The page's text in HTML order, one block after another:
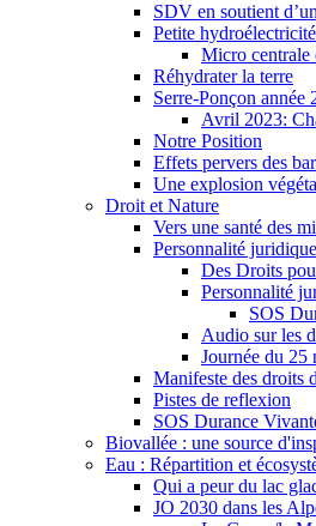
SDV en soutient
Petite
Micro centrale
Réhydrater la terre
Serre-Ponçon année
Avril 2023:
Notre Position
Effets pervers des
Une explosion
Droit et Nature
Vers une santé des
Personnalité
Des Droits
Personnalité
SOS
Audio sur les
Journée du 25
Manifeste des droits
Pistes de reflexion
SOS Durance
Biovallée : une source
Eau : Répartition et
Qui a peur du lac
JO 2030 dans les